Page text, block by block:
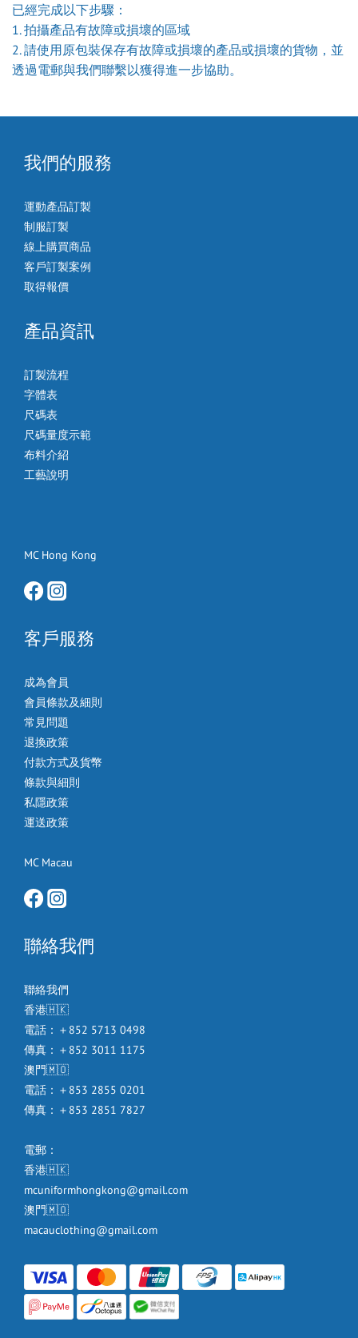
已經完成以下步驟：
1. 拍攝產品有故障或損壞的區域
2. 請使用原包裝保存有故障或損壞的產品或損壞的貨物，並
透過電郵與我們聯繫以獲得進一步協助。
我們的服務
運動產品訂製
制服訂製
線上購買商品
客戶訂製案例
取得報價
產品資訊
訂製流程
字體表
尺碼表
尺碼量度示範
布料介紹
工藝說明
MC Hong Kong
客戶服務
成為會員
會員條款及細則
常見問題
退換政策
付款方式及貨幣
條款與細則
私隱政策
運送政策
MC Macau
聯絡我們
聯絡我們
香港🇭🇰
電話：＋852 5713 0498
傳真：＋852 3011 1175
澳門🇲🇴
電話：＋853 2855 0201
傳真：＋853 2851 7827
電郵：
香港🇭🇰
mcuniformhongkong@gmail.com
澳門🇲🇴
macauclothing@gmail.com